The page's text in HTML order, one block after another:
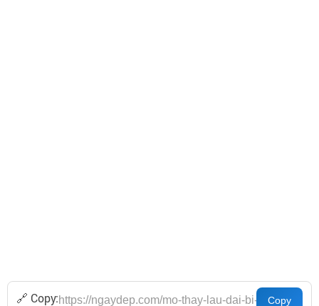
🔗 Copy: